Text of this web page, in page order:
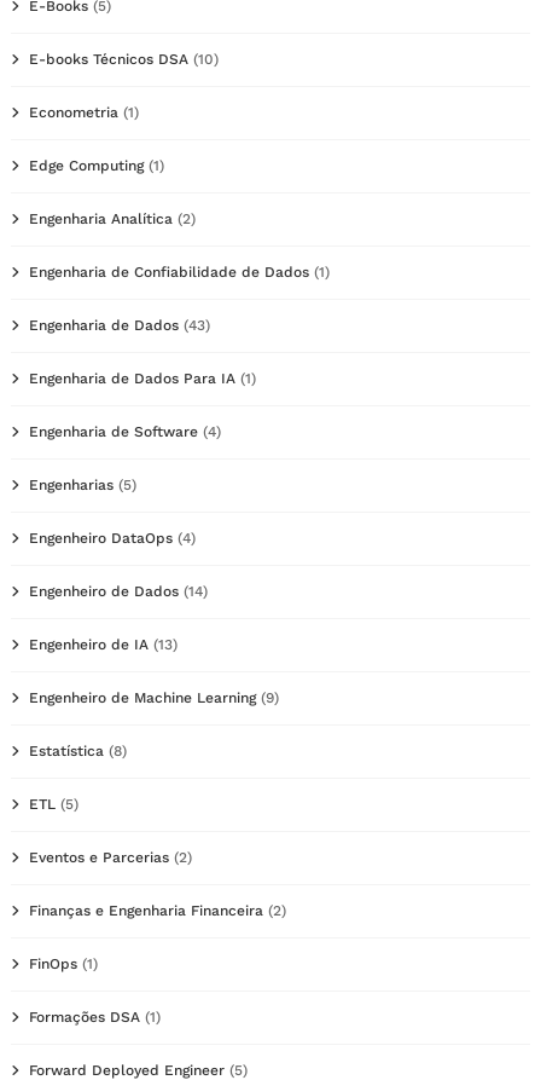
E-Books (5)
E-books Técnicos DSA (10)
Econometria (1)
Edge Computing(1)
Engenharia Analítica (2)
Engenharia de Confiabilidade de Dados (1)
Engenharia de Dados (43)
Engenharia de Dados Para IA (1)
Engenharia de Software (4)
Engenharias (5)
Engenheiro DataOps (4)
Engenheiro de Dados (14)
Engenheiro de IA (13)
Engenheiro de Machine Learning(9)
Estatística (8)
ETL (5)
Eventos e Parcerias (2)
Finanças e Engenharia Financeira (2)
FinOps (1)
Formações DSA (1)
Forward Deployed Engineer (5)